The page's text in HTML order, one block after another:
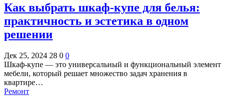
Как выбрать шкаф-купе для белья:
практичность и эстетика в одном
решении
Дек 25, 2024 28 0 0
Шкаф-купе — это универсальный и функциональный элемент
мебели, который решает множество задач хранения в
квартире…
Ремонт